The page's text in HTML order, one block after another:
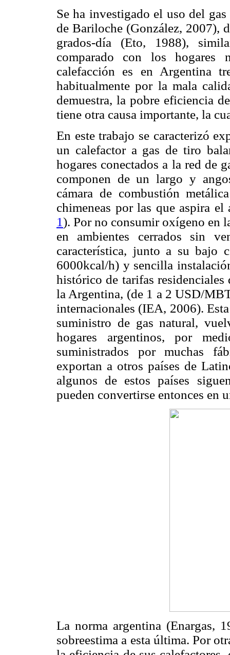
Se ha investigado el uso del
de Bariloche (González, 2007),
grados-día (Eto, 1988),
comparado con los hogares
calefacción es en Argentina
habitualmente por la mala
demuestra, la pobre eficiencia
tiene otra causa importante, la
En este trabajo se caracterizó
un calefactor a gas de tiro
hogares conectados a la red de
componen de un largo y
cámara de combustión
chimeneas por las que aspira
1). Por no consumir oxígeno en
en ambientes cerrados sin
característica, junto a su bajo
6000kcal/h) y sencilla
histórico de tarifas residenciales
la Argentina, (de 1 a 2 USD/
internacionales (IEA, 2006).
suministro de gas natural,
hogares argentinos, por
suministrados por muchas
exportan a otros países de
algunos de estos países
pueden convertirse entonces en
La norma argentina (Enargas,
sobreestima a esta última. Por